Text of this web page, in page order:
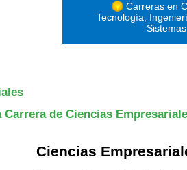
Carreras en
Tecnología,
Sistemas
de Ciencias
Ciencias